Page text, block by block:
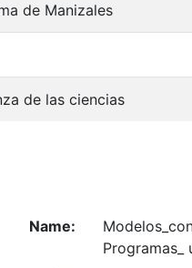
de Manizales
de las ciencias
Name:
Programas_